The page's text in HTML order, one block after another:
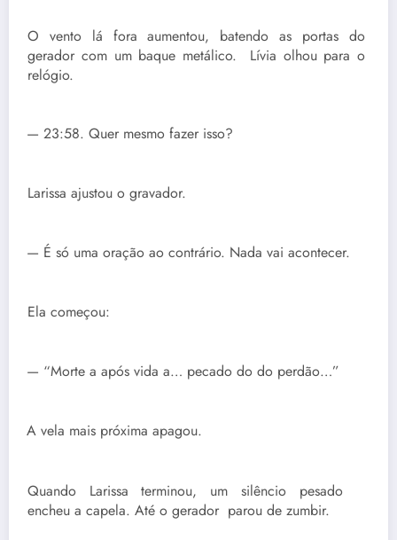
O vento lá fora aumentou, batendo as portas do
gerador com um baque metálico. Lívia olhou para o
relógio.
— 23:58. Quer mesmo fazer isso?
Larissa ajustou o gravador.
— É só uma oração ao contrário. Nada vai acontecer.
Ela começou:
— “Morte a após vida a… pecado do do perdão…”
A vela mais próxima apagou.
Quando Larissa terminou, um silêncio pesado
encheu a capela. Até o gerador parou de zumbir.